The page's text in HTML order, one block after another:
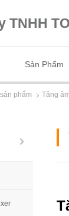
TNHH
Sản Phẩm
phẩm Tăng